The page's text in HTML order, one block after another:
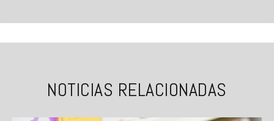
NOTICIAS RELACIONADAS